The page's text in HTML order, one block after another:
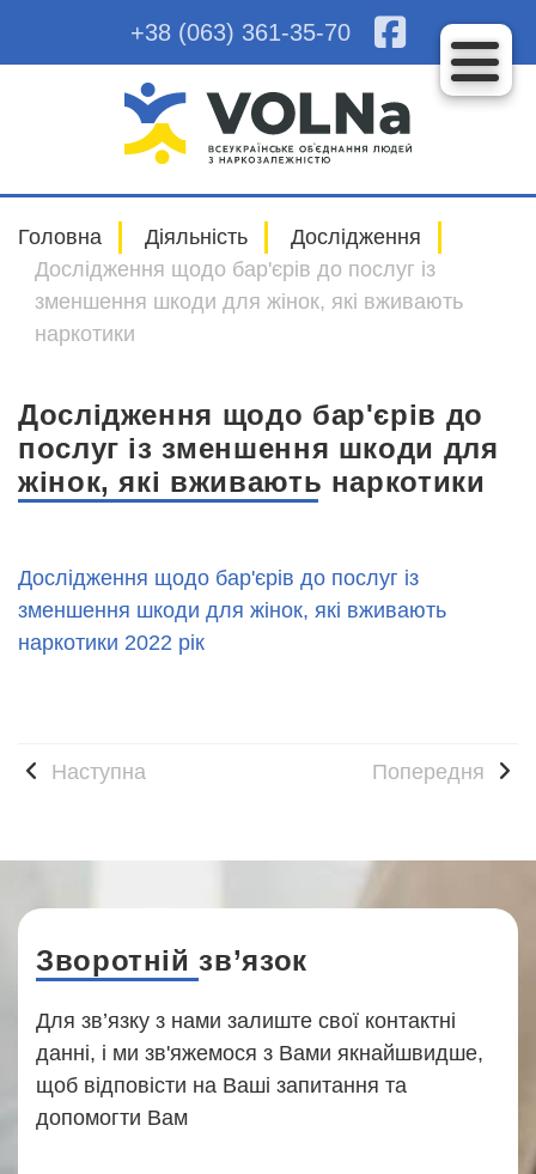
+38 (063) 361-35-70
Головна Діяльність
Дослідження
Дослідження щодо бар'єрів до послуг із
зменшення шкоди для жінок, які вживають
наркотики
Дослідження щодо бар'єрів до
послуг із зменшення шкоди для
жінок, які вживають наркотики
Дослідження щодо бар'єрів до послуг із
зменшення шкоди для жінок, які вживають
наркотики 2022 рік
Наступна Попередня
Зворотній зв’язок
Для зв’язку з нами залиште свої контактні
данні, і ми зв'яжемося з Вами якнайшвидше,
щоб відповісти на Ваші запитання та
допомогти Вам